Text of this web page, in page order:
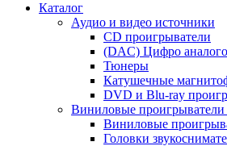
Каталог
Аудио и видео источники
CD проигрыватели
(DAC) Цифро
Тюнеры
Катушечные
DVD и Blu-ray
Виниловые проигрыватели
Виниловые
Головки